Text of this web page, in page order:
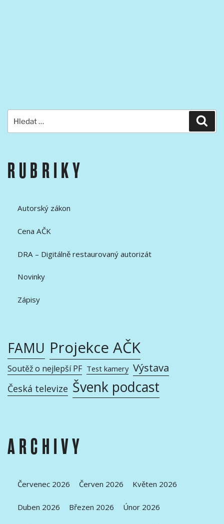
RUBRIKY
Autorský zákon
Cena AČK
DRA – Digitálně restaurovaný autorizát
Novinky
Zápisy
FAMU Projekce AČK
Soutěž o nejlepší PF Test kamery Výstava
Česká televize Švenk podcast
ARCHIVY
Červenec 2026 Červen 2026 Květen 2026
Duben 2026 Březen 2026 Únor 2026